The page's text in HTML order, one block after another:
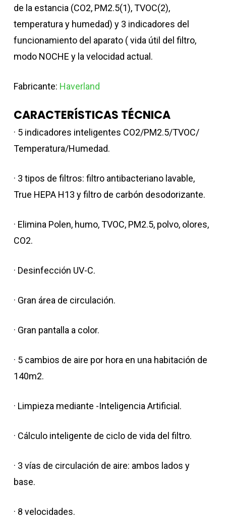
de la estancia (CO2, PM2.5(1), TVOC(2),
temperatura y humedad) y 3 indicadores del
funcionamiento del aparato ( vida útil del filtro,
modo NOCHE y la velocidad actual.
Fabricante: Haverland
CARACTERÍSTICAS TÉCNICA
· 5 indicadores inteligentes CO2/PM2.5/TVOC/
Temperatura/Humedad.
· 3 tipos de filtros: filtro antibacteriano lavable,
True HEPA H13 y filtro de carbón desodorizante.
· Elimina Polen, humo, TVOC, PM2.5, polvo, olores,
CO2.
· Desinfección UV-C.
· Gran área de circulación.
· Gran pantalla a color.
· 5 cambios de aire por hora en una habitación de
140m2.
· Limpieza mediante -Inteligencia Artificial.
· Cálculo inteligente de ciclo de vida del filtro.
· 3 vías de circulación de aire: ambos lados y
base.
· 8 velocidades.